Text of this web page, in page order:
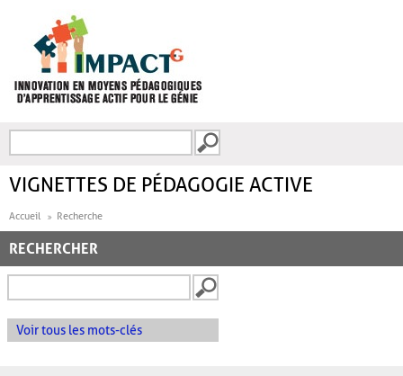
FORMULAIRE DE
VIGNETTES DE PÉDAGOGIE ACTIVE
Accueil Recherche
RECHERCHER
Voir tous les mots-clés